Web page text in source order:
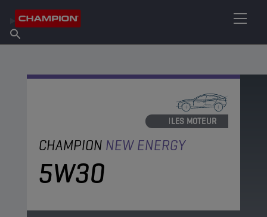
À propos de Champion
Trouver un point de vente
HUILES MOTEUR
CHAMPION NEW ENERGY
5W30